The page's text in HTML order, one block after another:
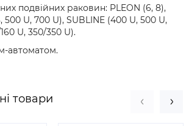
подвійних раковин: PLEON (6, 8),
500 U, 700 U), SUBLINE (400 U, 500 U,
U, 350/350 U).
автоматом.
товари